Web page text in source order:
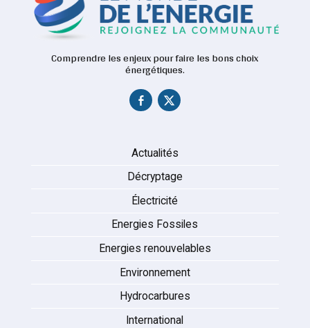
Comprendre les enjeux pour faire les bons choix
énergétiques.
Actualités
Décryptage
Électricité
Energies Fossiles
Energies renouvelables
Environnement
Hydrocarbures
International